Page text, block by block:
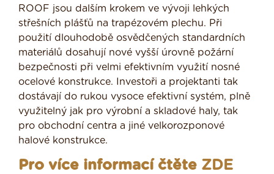
ROOF jsou dalším krokem ve vývoji lehkých
střešních plášťů na trapézovém plechu. Při
použití dlouhodobě osvědčených standardních
materiálů dosahují nové vyšší úrovně požární
bezpečnosti při velmi efektivním využití nosné
ocelové konstrukce. Investoři a projektanti tak
dostávají do rukou vysoce efektivní systém, plně
využitelný jak pro výrobní a skladové haly, tak
pro obchodní centra a jiné velkorozponové
halové konstrukce.
Pro více informací čtěte ZDE